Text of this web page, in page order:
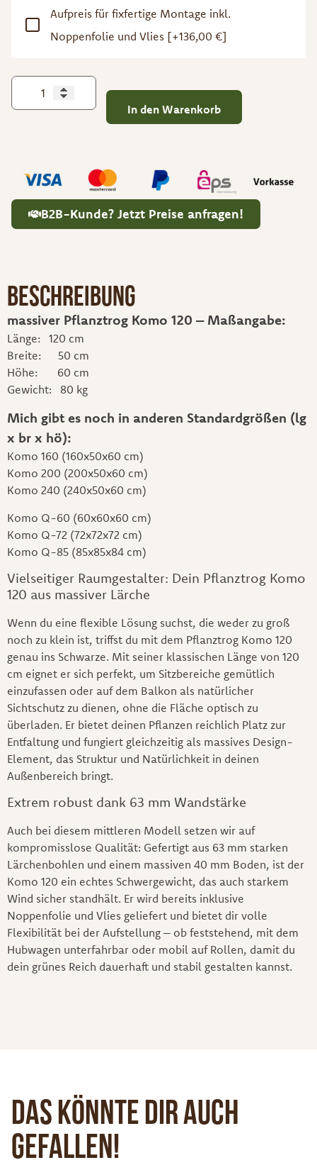
Aufpreis für fixfertige Montage inkl.
Noppenfolie und Vlies [+136,00 €]
In den Warenkorb
B2B-Kunde? Jetzt Preise anfragen!
Beschreibung
massiver Pflanztrog Komo 120 – Maßangabe:
Länge: 120 cm
Breite: 50 cm
Höhe: 60 cm
Gewicht: 80 kg
Mich gibt es noch in anderen Standardgrößen (lg
x br x hö):
Komo 160 (160x50x60 cm)
Komo 200 (200x50x60 cm)
Komo 240 (240x50x60 cm)
Komo Q-60 (60x60x60 cm)
Komo Q-72 (72x72x72 cm)
Komo Q-85 (85x85x84 cm)
Vielseitiger Raumgestalter: Dein Pflanztrog Komo
120 aus massiver Lärche
Wenn du eine flexible Lösung suchst, die weder zu groß
noch zu klein ist, triffst du mit dem Pflanztrog Komo 120
genau ins Schwarze. Mit seiner klassischen Länge von 120
cm eignet er sich perfekt, um Sitzbereiche gemütlich
einzufassen oder auf dem Balkon als natürlicher
Sichtschutz zu dienen, ohne die Fläche optisch zu
überladen. Er bietet deinen Pflanzen reichlich Platz zur
Entfaltung und fungiert gleichzeitig als massives Design-
Element, das Struktur und Natürlichkeit in deinen
Außenbereich bringt.
Extrem robust dank 63 mm Wandstärke
Auch bei diesem mittleren Modell setzen wir auf
kompromisslose Qualität: Gefertigt aus 63 mm starken
Lärchenbohlen und einem massiven 40 mm Boden, ist der
Komo 120 ein echtes Schwergewicht, das auch starkem
Wind sicher standhält. Er wird bereits inklusive
Noppenfolie und Vlies geliefert und bietet dir volle
Flexibilität bei der Aufstellung – ob feststehend, mit dem
Hubwagen unterfahrbar oder mobil auf Rollen, damit du
dein grünes Reich dauerhaft und stabil gestalten kannst.
Das könnte dir auch
gefallen!